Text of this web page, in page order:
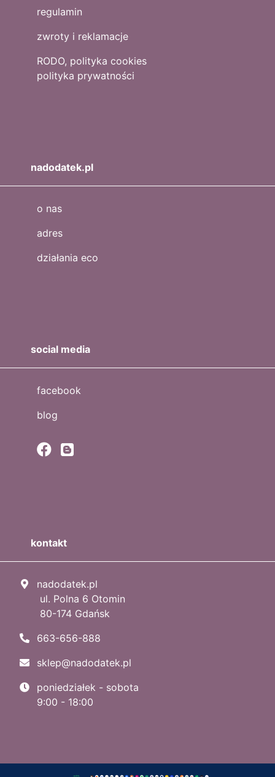
regulamin
zwroty i reklamacje
RODO, polityka cookies
polityka prywatności
nadodatek.pl
o nas
adres
działania eco
social media
facebook
blog
kontakt
nadodatek.pl
ul. Polna 6 Otomin
80-174 Gdańsk
663-656-888
sklep@nadodatek.pl
poniedziałek - sobota
9:00 - 18:00